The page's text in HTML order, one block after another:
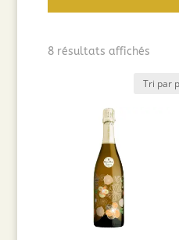
8 résultats affichésTrié